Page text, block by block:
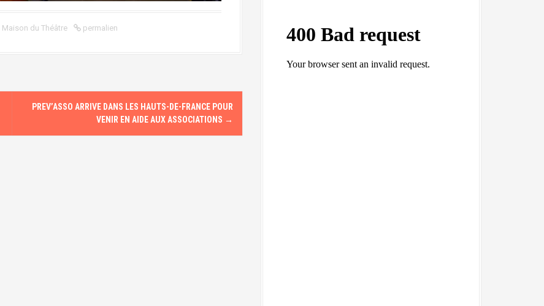
Maison du Théâtre permalien
PREV’ASSO ARRIVE DANS LES HAUTS-DE-FRANCE POUR
VENIR EN AIDE AUX ASSOCIATIONS →